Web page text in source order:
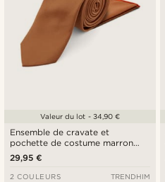
Ensemble de cravate et
pochette de costume marron
clair
29,95 €
Valeur du lot - 34,90 €
2 COULEURS TRENDHIM